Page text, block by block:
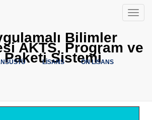
Menü
Bilimler
AKTS, Program ve
Paketi Sistemi
LİSANS ÖN LİSANS